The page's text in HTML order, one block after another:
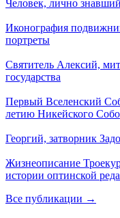
Человек, лично
Иконография
портреты
Святитель Алексий,
государства
Первый Вселенский
летию Никейского
Георгий, затворник
Жизнеописание
истории оптинской
Все публикации →